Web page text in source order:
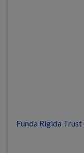
Funda Rígida